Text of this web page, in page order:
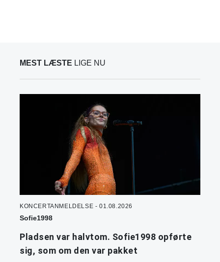
MEST LÆSTE LIGE NU
KONCERTANMELDELSE - 01.08.2026
Sofie1998
Pladsen var halvtom. Sofie1998 opførte
sig, som om den var pakket